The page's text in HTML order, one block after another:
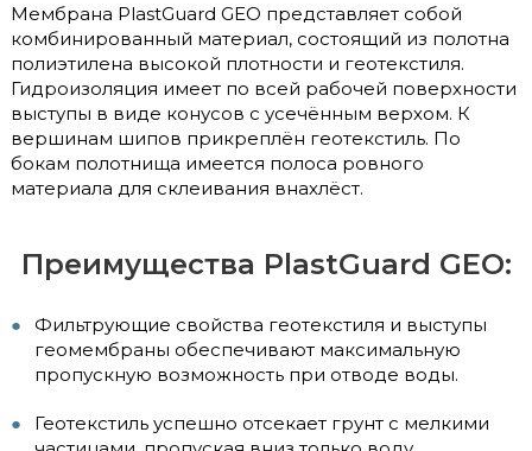
Мембрана PlastGuard GEO представляет собой
комбинированный материал, состоящий из полотна
полиэтилена высокой плотности и геотекстиля.
Гидроизоляция имеет по всей рабочей поверхности
выступы в виде конусов с усечённым верхом. К
вершинам шипов прикреплён геотекстиль. По
бокам полотнища имеется полоса ровного
материала для склеивания внахлёст.
Преимущества PlastGuard GEO:
Фильтрующие свойства геотекстиля и выступы
геомембраны обеспечивают максимальную
пропускную возможность при отводе воды.
Геотекстиль успешно отсекает грунт с мелкими